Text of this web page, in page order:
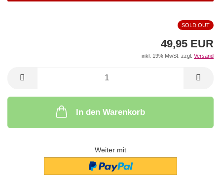
SOLD OUT
49,95 EUR
inkl. 19% MwSt. zzgl. Versand
In den Warenkorb
Weiter mit